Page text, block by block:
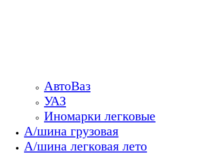
АвтоВаз
УАЗ
Иномарки легковые
А/шина грузовая
А/шина легковая лето